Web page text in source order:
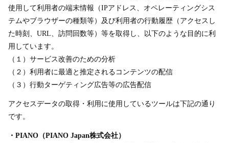
使用して利用者の端末情報（IPアドレス、オペレーティングシス
テムやブラウザーの種類等）及び利用者の行動履歴（アクセスし
た時刻、URL、訪問回数等）等を取得し、以下のような目的に利
用しています。
（１）サービス改善のための分析
（２）利用者に最適と推定されるコンテンツの配信
（３）行動ターゲティング広告等の広告配信
アクセスデータの取得・利用に使用しているツールは下記の通り
です。
・PIANO（PIANO Japan株式会社）